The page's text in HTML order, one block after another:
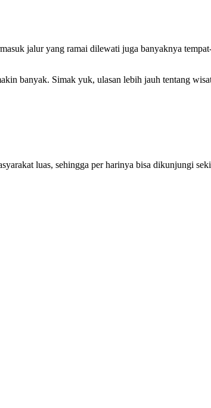
jalur yang ramai dilewati juga banyaknya
banyak. Simak yuk, ulasan lebih jauh tentang
luas, sehingga per harinya bisa dikunjungi